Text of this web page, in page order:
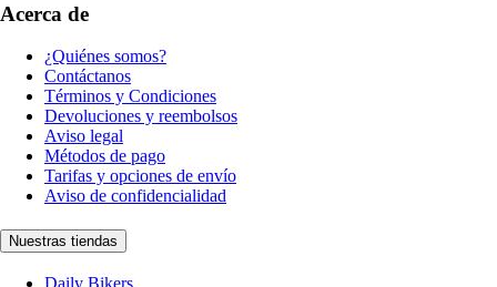
Acerca de
¿Quiénes somos?
Contáctanos
Términos y Condiciones
Devoluciones y reembolsos
Aviso legal
Métodos de pago
Tarifas y opciones de envío
Aviso de confidencialidad
Nuestras tiendas
Daily Bikers